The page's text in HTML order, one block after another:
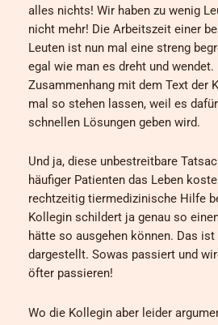
alles nichts! Wir haben zu wenig
nicht mehr! Die Arbeitszeit einer
Leuten ist nun mal eine streng
egal wie man es dreht und
Zusammenhang mit dem Text der
mal so stehen lassen, weil es
schnellen Lösungen geben wird.
Und ja, diese unbestreitbare
häufiger Patienten das Leben
rechtzeitig tiermedizinische Hilfe
Kollegin schildert ja genau so
hätte so ausgehen können. Das
dargestellt. Sowas passiert und
öfter passieren!
Wo die Kollegin aber leider